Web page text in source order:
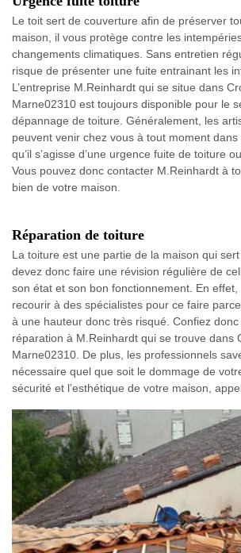
Le toit sert de couverture afin de préserver
maison, il vous protège contre les
changements climatiques. Sans entretien
risque de présenter une fuite entrainant les
L’entreprise M.Reinhardt qui se situe dans
Marne02310 est toujours disponible pour le
dépannage de toiture. Généralement, les
peuvent venir chez vous à tout moment
qu’il s’agisse d’une urgence fuite de toiture
Vous pouvez donc contacter M.Reinhardt à
bien de votre maison.
Réparation de toiture
La toiture est une partie de la maison qui
devez donc faire une révision régulière de
son état et son bon fonctionnement. En
recourir à des spécialistes pour ce faire
à une hauteur donc très risqué. Confiez
réparation à M.Reinhardt qui se trouve dans
Marne02310. De plus, les professionnels
nécessaire quel que soit le dommage de
sécurité et l’esthétique de votre maison,